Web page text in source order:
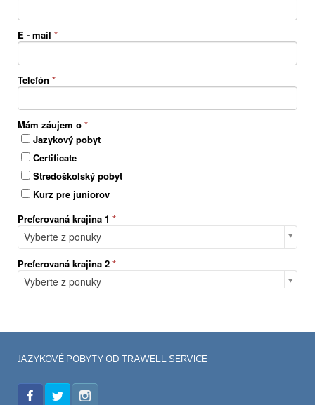
JAZYKOVÉ POBYTY OD TRAWELL SERVICE